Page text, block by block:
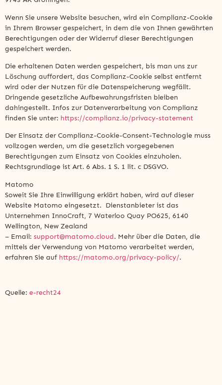
Wenn Sie unsere Website besuchen, wird ein Complianz-Cookie
in Ihrem Browser gespeichert, in dem die von Ihnen gewährten
Berechtigungen oder der Widerruf dieser Berechtigungen
gespeichert werden.
Die erhaltenen Daten werden gespeichert, bis man uns zur
Löschung auffordert, das Complianz-Cookie selbst entfernt
wird oder der Nutzen für die Datenspeicherung wegfällt.
Dringende gesetzliche Aufbewahrungsfristen bleiben
dahingestellt. Infos zur Datenverarbeitung von Complianz
finden Sie unter: https://complianz.io/privacy-statement
Der Einsatz der Complianz-Cookie-Consent-Technologie muss
vollzogen werden, um die gesetzlich vorgegebenen
Berechtigungen zum Einsatz von Cookies einzuholen.
Rechtsgrundlage ist Art. 6 Abs. 1 S. 1 lit. c DSGVO.
Matomo
Soweit Sie Ihre Einwilligung erklärt haben, wird auf dieser
Website Matomo eingesetzt. Dienstanbieter ist das
Unternehmen InnoCraft, 7 Waterloo Quay PO625, 6140
Wellington, New Zealand
– Email: support@matomo.cloud. Mehr über die Daten, die
mittels der Verwendung von Matomo verarbeitet werden,
erfahren Sie auf https://matomo.org/privacy-policy/.
Quelle: e-recht24